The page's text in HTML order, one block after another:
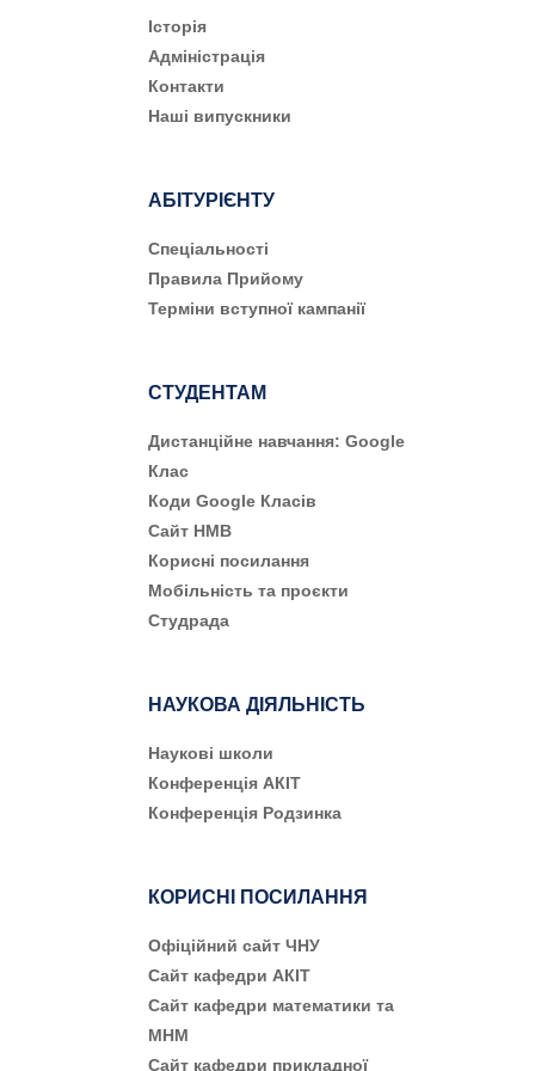
Історія
Адміністрація
Контакти
Наші випускники
АБІТУРІЄНТУ
Cпеціальності
Правила Прийому
Терміни вступної кампанії
СТУДЕНТАМ
Дистанційне навчання: Google
Клас
Коди Google Класів
Сайт НМВ
Корисні посилання
Мобільність та проєкти
Студрада
НАУКОВА ДІЯЛЬНІСТЬ
Наукові школи
Конференція АКІТ
Конференція Родзинка
КОРИСНІ ПОСИЛАННЯ
Офіційний сайт ЧНУ
Сайт кафедри АКІТ
Сайт кафедри математики та
МНМ
Сайт кафедри прикладної